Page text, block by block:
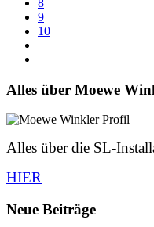
8
9
10
Alles über Moewe
Alles über die SL-
HIER
Neue Beiträge